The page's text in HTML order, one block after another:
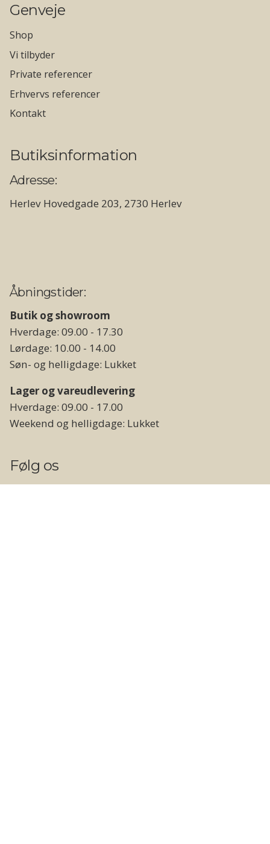
Genveje
Shop
Vi tilbyder
Private referencer
Erhvervs referencer
Kontakt
Butiksinformation
Adresse:
Herlev Hovedgade 203, 2730 Herlev
Åbningstider:
Butik og showroom
Hverdage: 09.00 - 17.30
Lørdage: 10.00 - 14.00
Søn- og helligdage: Lukket
Lager og vareudlevering
Hverdage: 09.00 - 17.00
Weekend og helligdage: Lukket
Følg os